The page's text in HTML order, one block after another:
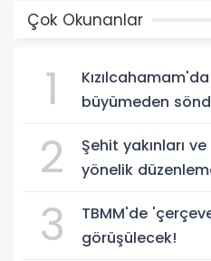
Çok Okunanlar
1
büyümeden
2
Şehit yakınları
yönelik
3
TBMM'de
görüşülecek!